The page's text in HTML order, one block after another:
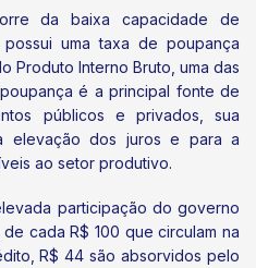
da baixa capacidade de
uma taxa de poupança
Produto Interno Bruto, uma das
é a principal fonte de
públicos e privados, sua
elevação dos juros e para a
ao setor produtivo.
participação do governo
cada R$ 100 que circulam na
R$ 44 são absorvidos pelo